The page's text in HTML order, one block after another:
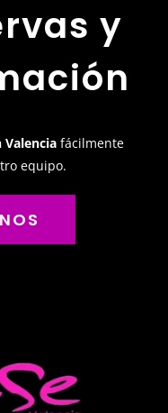
y
Valenciafácilmente
equipo.